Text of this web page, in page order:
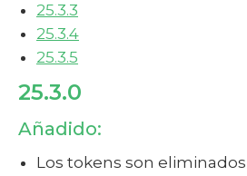
25.3.3
25.3.4
25.3.5
25.3.0
Añadido:
Los tokens son